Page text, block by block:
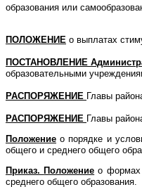
образования или
ПОЛОЖЕНИЕ о выплатах
ПОСТАНОВЛЕНИЕ
образовательными
РАСПОРЯЖЕНИЕ Главы
РАСПОРЯЖЕНИЕ Главы
Положение о порядке и
общего и среднего общего
Приказ. Положение о формах
среднего общего образования.